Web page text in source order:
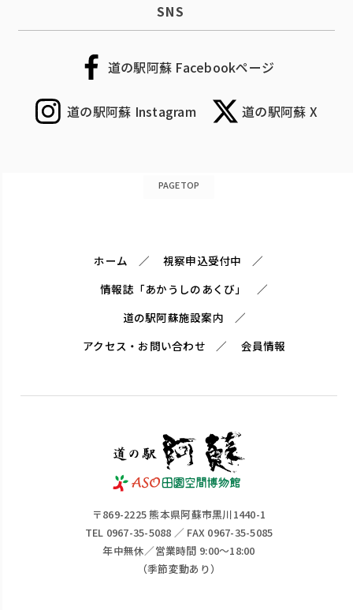
SNS
道の駅阿蘇 Facebookページ
道の駅阿蘇 Instagram 道の駅阿蘇 X
PAGETOP
ホーム
視察申込受付中
情報誌「あかうしのあくび」
道の駅阿蘇施設案内
アクセス・お問い合わせ
会員情報
〒869-2225 熊本県阿蘇市黒川1440-1
TEL 0967-35-5088 ／ FAX 0967-35-5085
年中無休／営業時間 9:00～18:00
（季節変動あり）